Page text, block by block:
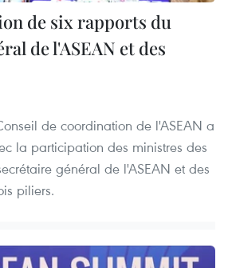
de six rapports du
de l'ASEAN et des
de coordination de l'ASEAN a
la participation des ministres des
général de l'ASEAN et des
piliers.